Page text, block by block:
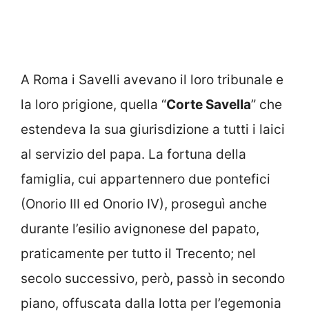
A Roma i Savelli avevano il loro tribunale e
la loro prigione, quella “Corte Savella” che
estendeva la sua giurisdizione a tutti i laici
al servizio del papa. La fortuna della
famiglia, cui appartennero due pontefici
(Onorio III ed Onorio IV), proseguì anche
durante l’esilio avignonese del papato,
praticamente per tutto il Trecento; nel
secolo successivo, però, passò in secondo
piano, offuscata dalla lotta per l’egemonia